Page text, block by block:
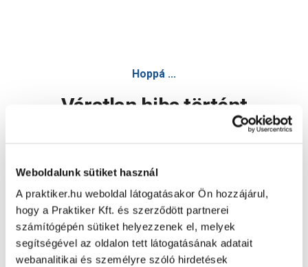
Weboldalunk sütiket használ
A praktiker.hu weboldal látogatásakor Ön hozzájárul,
hogy a Praktiker Kft. és szerződött partnerei
számítógépén sütiket helyezzenek el, melyek
segítségével az oldalon tett látogatásának adatait
webanalitikai és személyre szóló hirdetések
Hoppá ...
Váratlan hiba történt
Oldal újratöltése